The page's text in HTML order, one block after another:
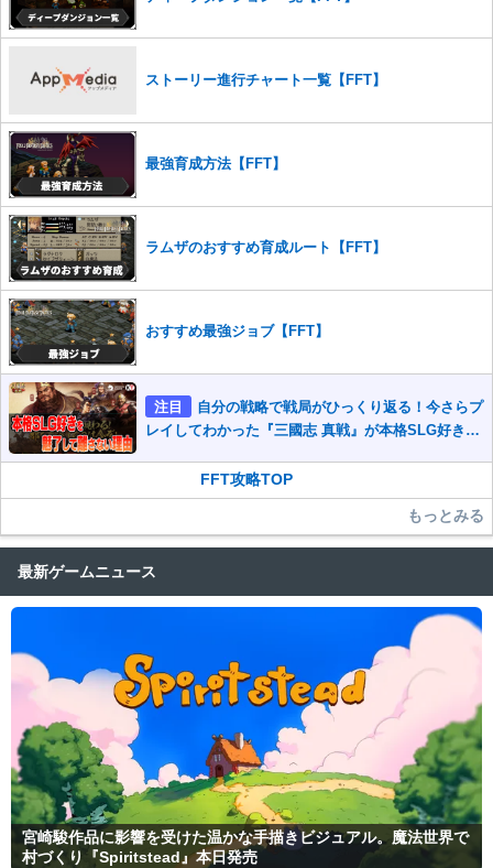
また、過度な利用規約の違反や、弊社に損害の及ぶ内容の書き込みがあ
かじめご理解くださいませ。ストーリー進行チャート一覧【FFT】
最強育成方法【FFT】
ラムザのおすすめ育成ルート【FFT】
おすすめ最強ジョブ【FFT】
注目
自分の戦略で戦局がひっくり返る！今さらプ
レイしてわかった『三國志 真戦』が本格SLG好きを
FFT攻略TOP
もっとみる
最新ゲームニュース
宮崎駿作品に影響を受けた温かな手描きビジュアル。魔法世界で
村づくり『Spiritstead』本日発売